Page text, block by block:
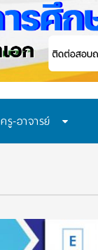
ครู-อาจารย์